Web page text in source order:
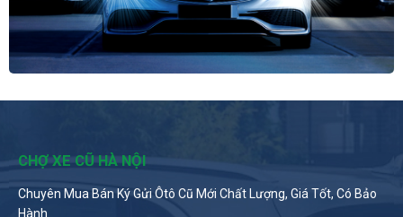
CHỢ XE CŨ HÀ NỘI
Chuyên Mua Bán Ký Gửi Ôtô Cũ Mới Chất Lượng, Giá Tốt, Có Bảo
Hành